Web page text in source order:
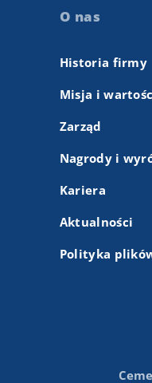
O nas
Historia firmy
Misja i
Zarząd
Nagrody i
Kariera
Aktualności
Polityka